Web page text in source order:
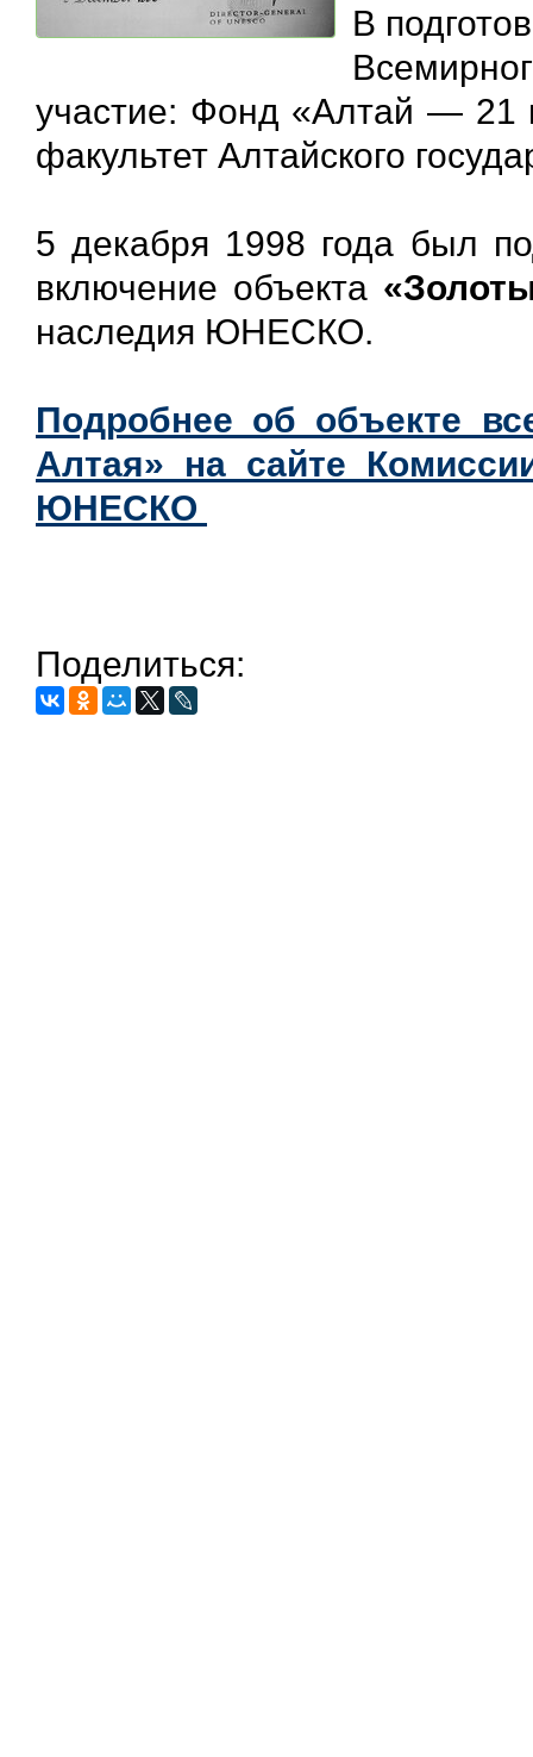
В
участие: Фонд «Алтай — 21
факультет Алтайского
5 декабря 1998 года был
включение объекта
наследия ЮНЕСКО.
Подробнее об объекте
Алтая» на сайте
ЮНЕСКО
Поделиться: